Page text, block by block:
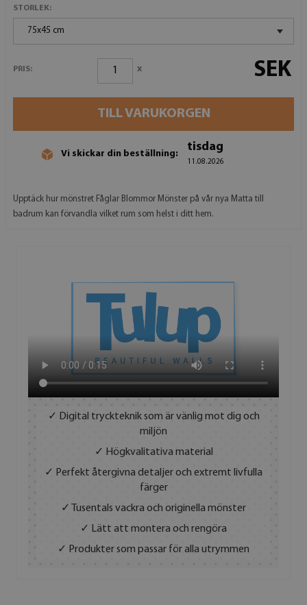
STORLEK:
75x45 cm
PRIS: x SEK
TILL VARUKORGEN
Vi skickar din beställning:
tisdag
11.08.2026
Upptäck hur mönstret Fåglar Blommor Mönster på vår nya Matta till
badrum kan förvandla vilket rum som helst i ditt hem.
✓ Digital tryckteknik som är vänlig mot dig och
miljön
✓ Högkvalitativa material
✓ Perfekt återgivna detaljer och extremt livfulla
färger
✓ Tusentals vackra och originella mönster
✓ Lätt att montera och rengöra
✓ Produkter som passar för alla utrymmen